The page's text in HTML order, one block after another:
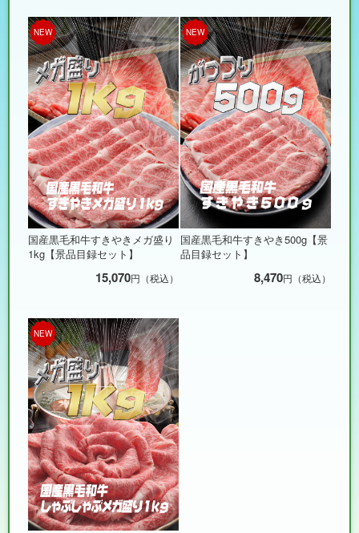
NEW
国産黒毛和牛すきやきメガ盛り
1kg【景品目録セット】
15,070円（税込）
NEW
国産黒毛和牛すきやき500g【景
品目録セット】
8,470円（税込）
NEW